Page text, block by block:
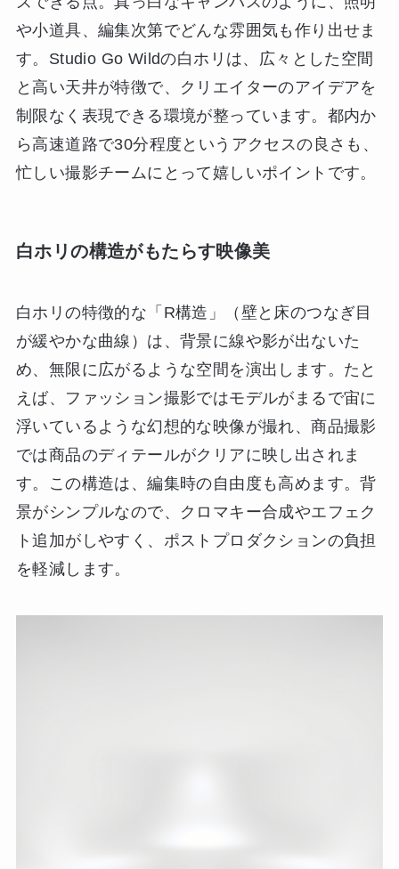
や小道具、編集次第でどんな雰囲気も作り出せま
す。Studio Go Wildの白ホリは、広々とした空間
と高い天井が特徴で、クリエイターのアイデアを
制限なく表現できる環境が整っています。都内か
ら高速道路で30分程度というアクセスの良さも、
忙しい撮影チームにとって嬉しいポイントです。
白ホリの構造がもたらす映像美
白ホリの特徴的な「R構造」（壁と床のつなぎ目
が緩やかな曲線）は、背景に線や影が出ないた
め、無限に広がるような空間を演出します。たと
えば、ファッション撮影ではモデルがまるで宙に
浮いているような幻想的な映像が撮れ、商品撮影
では商品のディテールがクリアに映し出されま
す。この構造は、編集時の自由度も高めます。背
景がシンプルなので、クロマキー合成やエフェク
ト追加がしやすく、ポストプロダクションの負担
を軽減します。